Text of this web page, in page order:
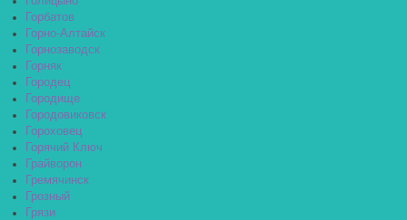
Горбатов
Горно-Алтайск
Горнозаводск
Горняк
Городец
Городище
Городовиковск
Гороховец
Горячий Ключ
Грайворон
Гремячинск
Грозный
Грязи